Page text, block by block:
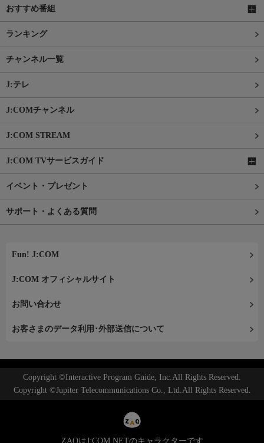
おすすめ番組
ランキング
チャンネル一覧
J:テレ
J:COMチャンネル
J:COM STREAM
J:COM TVサービスガイド
イベント・プレゼント
サポート・よくある質問
Fun! J:COM
J:COM オフィシャルサイト
お問い合わせ
お客さまのデータ利用･外部送信について
Copyright ©Interactive Program Guide, Inc.All Rights Reserved.
Copyright ©Jupiter Telecommunications Co., Ltd.All Rights Reserved.
ZAQはJ:COM NETのキャラクターです